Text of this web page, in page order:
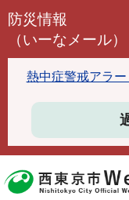
こ
頭
で
防災情報
（いーなメール）
熱中症警戒アラー